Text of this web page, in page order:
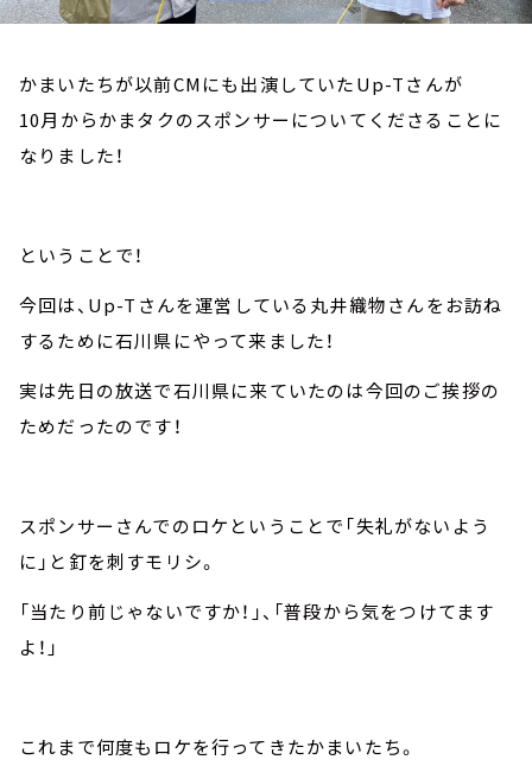
かまいたちが以前CMにも出演していたUp-Tさんが
10月からかまタクのスポンサーについてくださることに
なりました！
ということで！
今回は、Up-Tさんを運営している丸井織物さんをお訪ね
するために石川県にやって来ました！
実は先日の放送で石川県に来ていたのは今回のご挨拶の
ためだったのです！
スポンサーさんでのロケということで「失礼がないよう
に」と釘を刺すモリシ。
「当たり前じゃないですか！」、「普段から気をつけてます
よ！」
これまで何度もロケを行ってきたかまいたち。